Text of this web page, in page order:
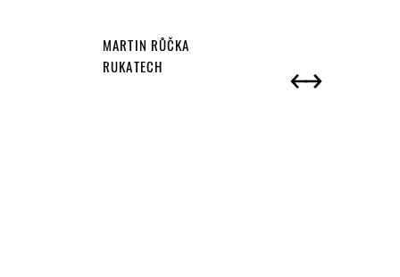
MARTIN RŮČKA
RUKATECH